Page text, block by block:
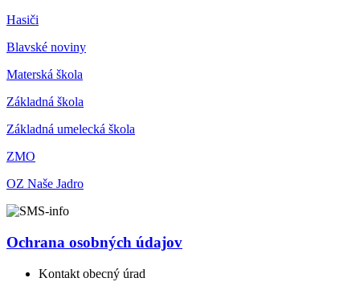
Hasiči
Blavské noviny
Materská škola
Základná škola
Základná umelecká škola
ZMO
OZ Naše Jadro
Ochrana osobných údajov
Kontakt obecný úrad